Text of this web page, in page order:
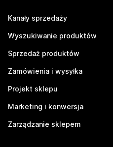
Kanały sprzedaży
Wyszukiwanie produktów
Sprzedaż produktów
Zamówienia i wysyłka
Projekt sklepu
Marketing i konwersja
Zarządzanie sklepem